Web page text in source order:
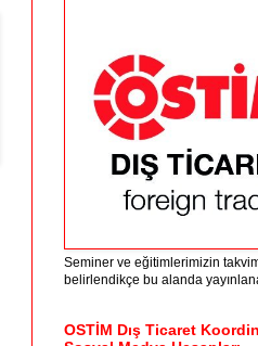
Seminer ve eğitimlerimizin
belirlendikçe bu alanda
OSTİM Dış Ticaret